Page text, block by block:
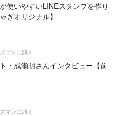
使いやすいLINEスタンプを作り
ぎオリジナル】
マンに訊く
・成瀬明さんインタビュー【前
マンに訊く